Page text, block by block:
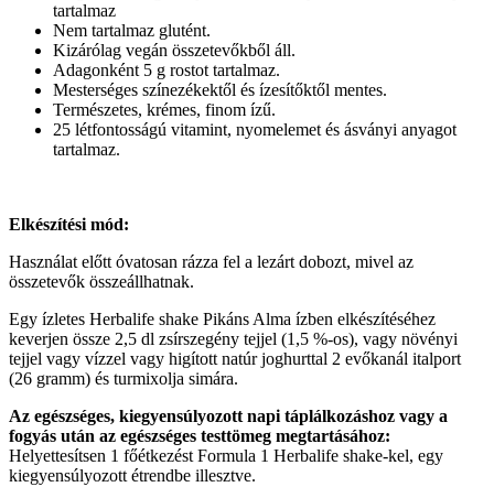
tartalmaz
Nem tartalmaz glutént.
Kizárólag vegán összetevőkből áll.
Adagonként 5 g rostot tartalmaz.
Mesterséges színezékektől és ízesítőktől mentes.
Természetes, krémes, finom ízű.
25 létfontosságú vitamint, nyomelemet és ásványi anyagot
tartalmaz.
Elkészítési mód:
Használat előtt óvatosan rázza fel a lezárt dobozt, mivel az
összetevők összeállhatnak.
Egy ízletes Herbalife shake Pikáns Alma ízben elkészítéséhez
keverjen össze 2,5 dl zsírszegény tejjel (1,5 %-os), vagy növényi
tejjel vagy vízzel vagy higított natúr joghurttal 2 evőkanál italport
(26 gramm) és turmixolja simára.
Az egészséges, kiegyensúlyozott napi táplálkozáshoz vagy a
fogyás után az egészséges testtömeg megtartásához:
Helyettesítsen 1 főétkezést Formula 1 Herbalife shake-kel, egy
kiegyensúlyozott étrendbe illesztve.